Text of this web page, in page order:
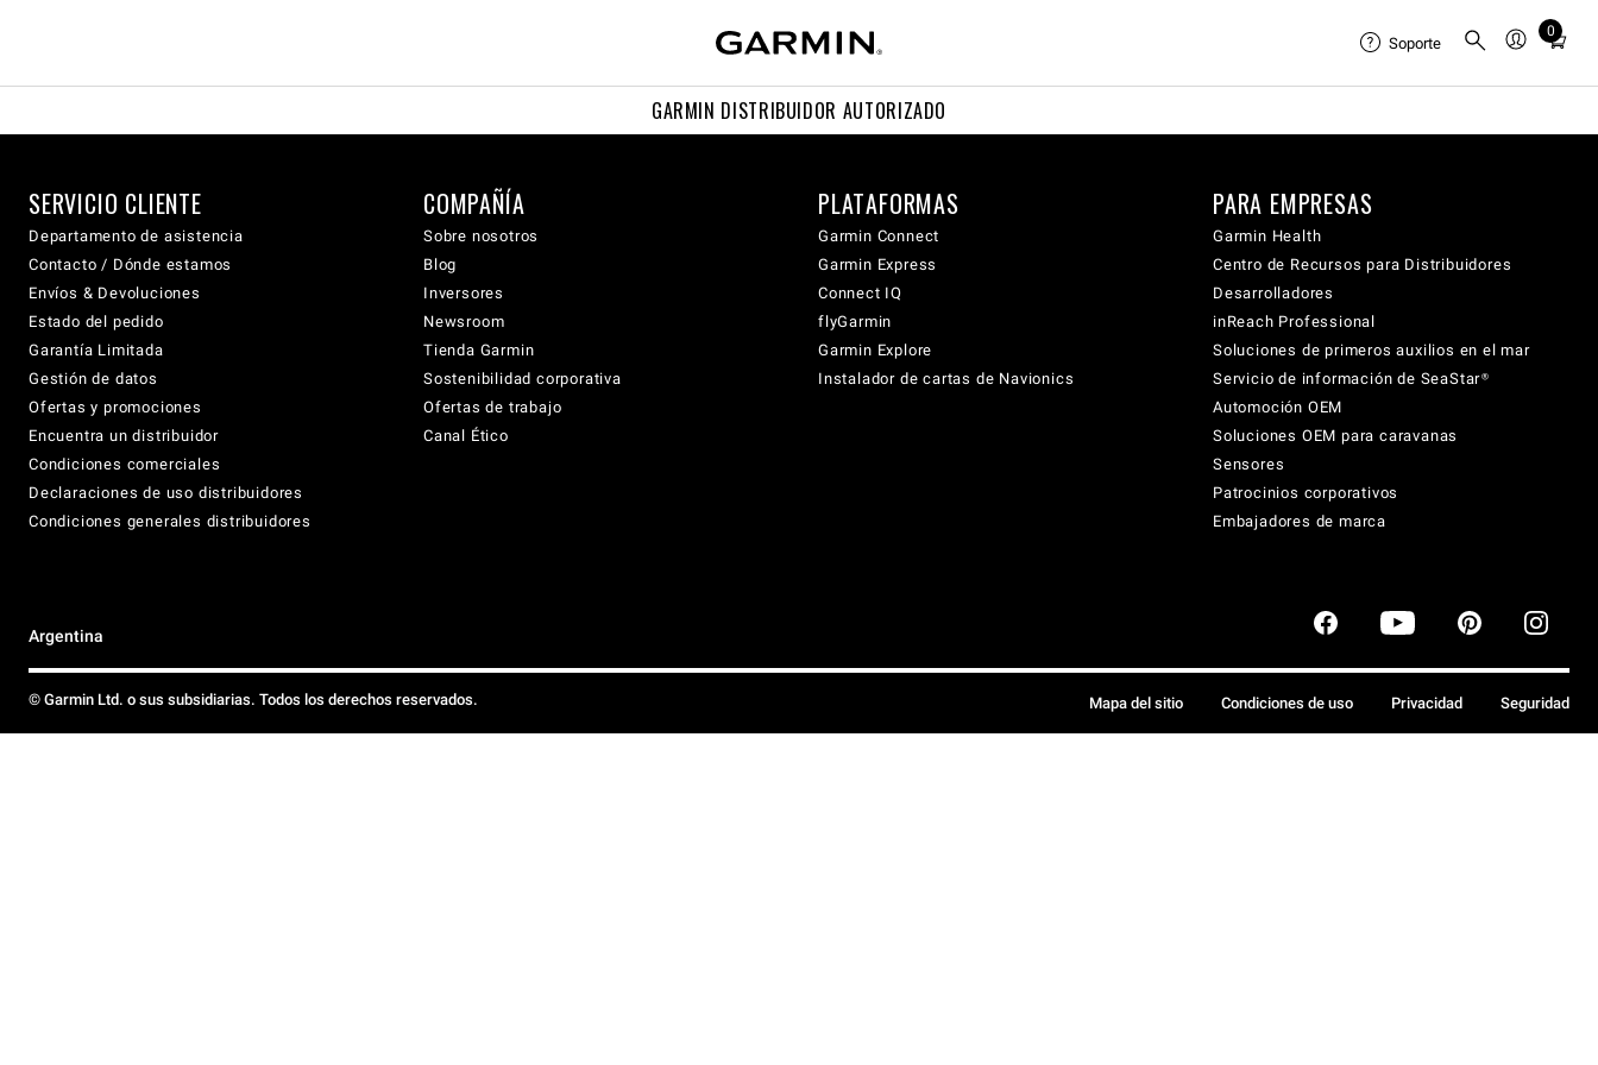
GARMIN DISTRIBUIDOR AUTORIZADO
Soporte
0
Total
cart:
SERVICIO CLIENTE
Departamento de asistencia
Contacto / Dónde estamos
Envíos & Devoluciones
Estado del pedido
Garantía Limitada
Gestión de datos
Ofertas y promociones
Encuentra un distribuidor
Condiciones comerciales
Declaraciones de uso distribuidores
Condiciones generales distribuidores
COMPAÑÍA
Sobre nosotros
Blog
Inversores
Newsroom
Tienda Garmin
Sostenibilidad corporativa
Ofertas de trabajo
Canal Ético
PLATAFORMAS
Garmin Connect
Garmin Express
Connect IQ
flyGarmin
Garmin Explore
Instalador de cartas de Navionics
PARA EMPRESAS
Garmin Health
Centro de Recursos para Distribuidores
Desarrolladores
inReach Professional
Soluciones de primeros auxilios en el mar
Servicio de información de SeaStar®
Automoción OEM
Soluciones OEM para caravanas
Sensores
Patrocinios corporativos
Embajadores de marca
Argentina
© Garmin Ltd. o sus subsidiarias. Todos los derechos reservados. Mapa del sitio Condiciones de uso Privacidad Seguridad